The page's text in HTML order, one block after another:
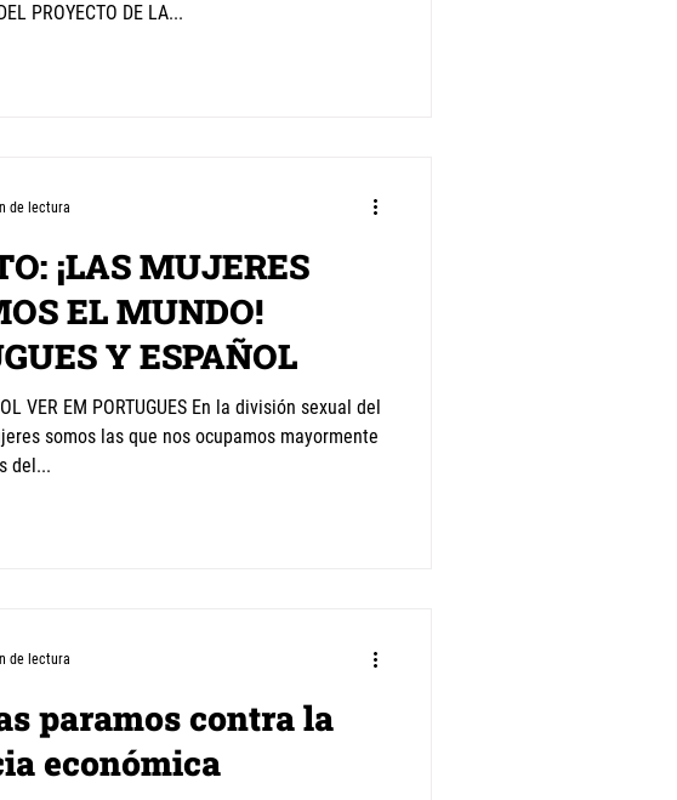
PROYECTO DE LA...
¡LAS MUJERES
EL MUNDO!
Y ESPAÑOL
VER EM PORTUGUES En la división sexual del
somos las que nos ocupamos mayormente
del...
de lectura
paramos contra la
económica
de lectura